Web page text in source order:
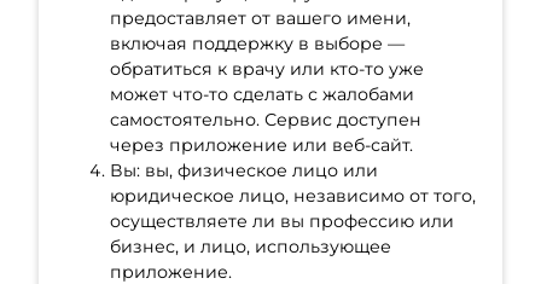
предоставляет от вашего имени,
включая поддержку в выборе —
обратиться к врачу или кто-то уже
может что-то сделать с жалобами
самостоятельно. Сервис доступен
через приложение или веб-сайт.
Вы: вы, физическое лицо или
юридическое лицо, независимо от того,
осуществляете ли вы профессию или
бизнес, и лицо, использующее
приложение.